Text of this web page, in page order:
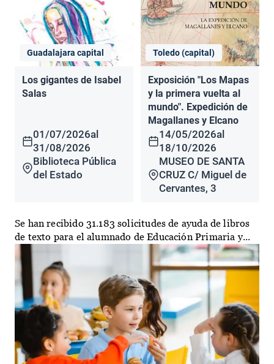
Guadalajara capital
Los gigantes de Isabel
Salas
01/07/2026al
31/08/2026
Biblioteca Pública
del Estado
Toledo (capital)
Exposición "Los Mapas
y la primera vuelta al
mundo". Expedición de
Magallanes y Elcano
14/05/2026al
18/10/2026
MUSEO DE SANTA
CRUZ C/ Miguel de
Cervantes, 3
Se han recibido 31.183 solicitudes de ayuda de libros
de texto para el alumnado de Educación Primaria y...